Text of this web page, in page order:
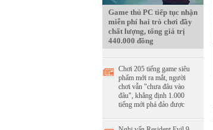
Game thủ PC tiếp tục nhận
miễn phí hai trò chơi đầy
chất lượng, tổng giá trị
440.000 đồng
Chơi 205 tiếng game siêu
phẩm mới ra mắt, người
chơi vẫn "chưa đâu vào
đâu", khẳng định 1.000
tiếng mới phá đảo được